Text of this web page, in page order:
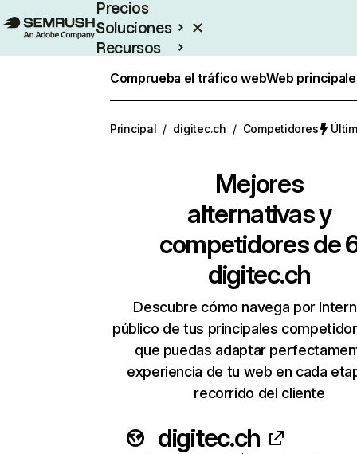
Precios
Soluciones
Recursos
Comprueba el tráfico webWeb
Principal / digitec.ch / Competidores
Mejores
alternativas y
competidores de
digitec.ch
Descubre cómo navega por
público de tus principales
que puedas adaptar
experiencia de tu web en cada
recorrido del cliente
digitec.ch